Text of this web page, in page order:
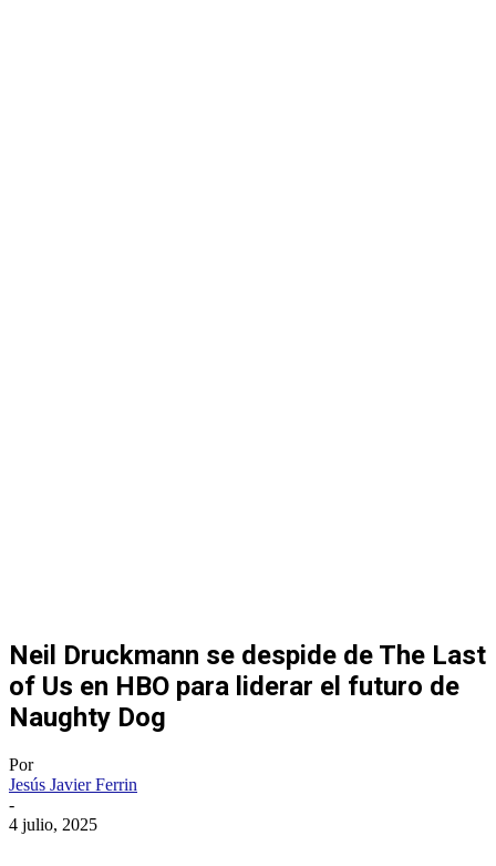
Neil Druckmann se despide de The Last
of Us en HBO para liderar el futuro de
Naughty Dog
Por
Jesús Javier Ferrin
-
4 julio, 2025